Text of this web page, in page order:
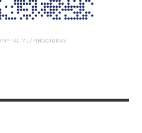
PAYPAL.ME/PINOCABRAS